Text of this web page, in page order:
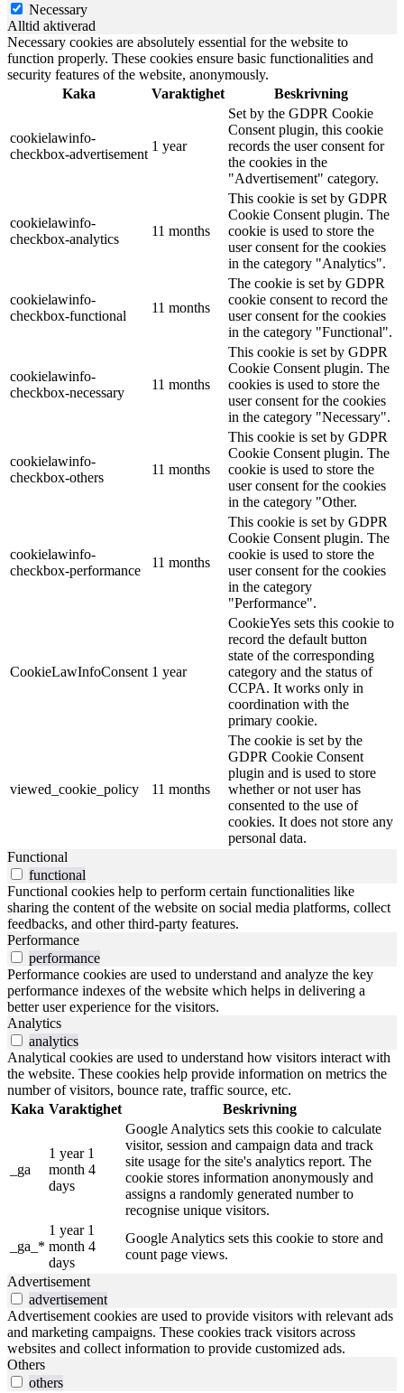
Necessary
Alltid aktiverad
Necessary cookies are absolutely essential for the website to
function properly. These cookies ensure basic functionalities and
security features of the website, anonymously.
Kaka
Varaktighet Beskrivning
cookielawinfo-
checkbox-advertisement
1 year
Set by the GDPR Cookie
Consent plugin, this cookie
records the user consent for
the cookies in the
"Advertisement" category.
cookielawinfo-
checkbox-analytics
11 months
This cookie is set by GDPR
Cookie Consent plugin. The
cookie is used to store the
user consent for the cookies
in the category "Analytics".
cookielawinfo-
checkbox-functional
11 months
The cookie is set by GDPR
cookie consent to record the
user consent for the cookies
in the category "Functional".
cookielawinfo-
checkbox-necessary
11 months
This cookie is set by GDPR
Cookie Consent plugin. The
cookies is used to store the
user consent for the cookies
in the category "Necessary".
cookielawinfo-
checkbox-others
11 months
This cookie is set by GDPR
Cookie Consent plugin. The
cookie is used to store the
user consent for the cookies
in the category "Other.
cookielawinfo-
checkbox-performance
11 months
This cookie is set by GDPR
Cookie Consent plugin. The
cookie is used to store the
user consent for the cookies
in the category
"Performance".
CookieLawInfoConsent 1 year
CookieYes sets this cookie to
record the default button
state of the corresponding
category and the status of
CCPA. It works only in
coordination with the
primary cookie.
viewed_cookie_policy 11 months
The cookie is set by the
GDPR Cookie Consent
plugin and is used to store
whether or not user has
consented to the use of
cookies. It does not store any
personal data.
Functional
functional
Functional cookies help to perform certain functionalities like
sharing the content of the website on social media platforms, collect
feedbacks, and other third-party features.
Performance
performance
Performance cookies are used to understand and analyze the key
performance indexes of the website which helps in delivering a
better user experience for the visitors.
Analytics
analytics
Analytical cookies are used to understand how visitors interact with
the website. These cookies help provide information on metrics the
number of visitors, bounce rate, traffic source, etc.
Kaka Varaktighet Beskrivning
_ga
1 year 1
month 4
days
Google Analytics sets this cookie to calculate
visitor, session and campaign data and track
site usage for the site's analytics report. The
cookie stores information anonymously and
assigns a randomly generated number to
recognise unique visitors.
_ga_*
1 year 1
month 4
days
Google Analytics sets this cookie to store and
count page views.
Advertisement
advertisement
Advertisement cookies are used to provide visitors with relevant ads
and marketing campaigns. These cookies track visitors across
websites and collect information to provide customized ads.
Others
others